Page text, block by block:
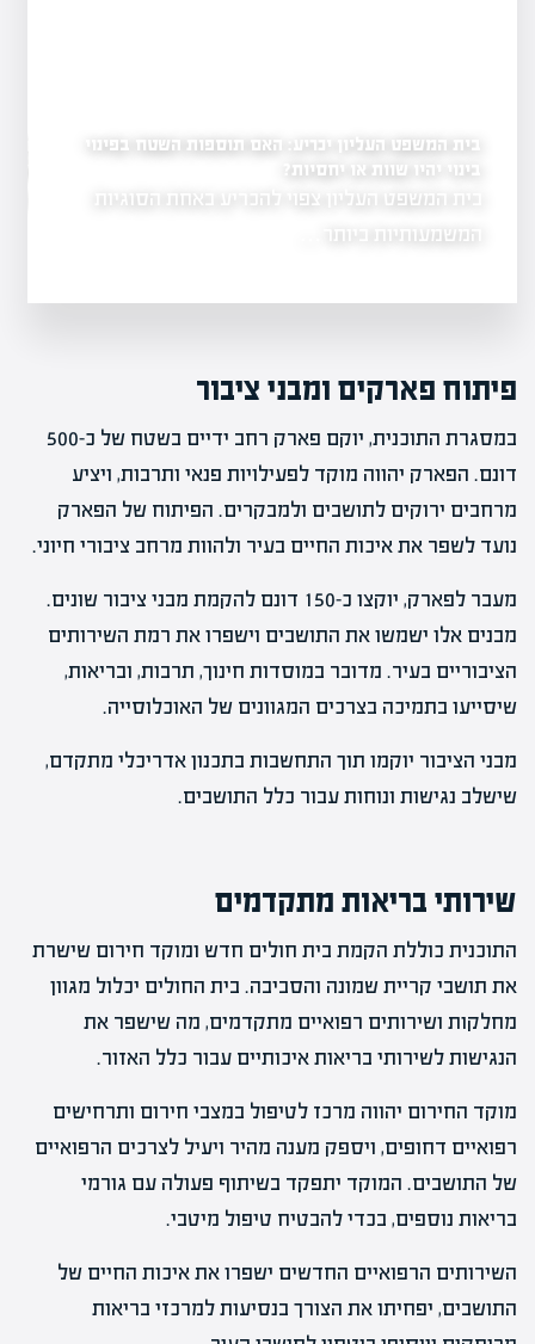
פרויקט להצלחה?
בית המשפט העליון יכריע: האם תוספות השטח בפינוי
בינוי יהיו שוות או יחסיות?
בית המשפט העליון צפוי להכריע באחת הסוגיות
המשמעותיות ביותר…
לראשונה: עיריית
פיתוח פארקים ומבני ציבור
במסגרת התוכנית, יוקם פארק רחב ידיים בשטח של כ-500
דונם. הפארק יהווה מוקד לפעילויות פנאי ותרבות, ויציע
מרחבים ירוקים לתושבים ולמבקרים. הפיתוח של הפארק
נועד לשפר את איכות החיים בעיר ולהוות מרחב ציבורי חיוני.
מעבר לפארק, יוקצו כ-150 דונם להקמת מבני ציבור שונים.
מבנים אלו ישמשו את התושבים וישפרו את רמת השירותים
הציבוריים בעיר. מדובר במוסדות חינוך, תרבות, ובריאות,
שיסייעו בתמיכה בצרכים המגוונים של האוכלוסייה.
מבני הציבור יוקמו תוך התחשבות בתכנון אדריכלי מתקדם,
שישלב נגישות ונוחות עבור כלל התושבים.
שירותי בריאות מתקדמים
התוכנית כוללת הקמת בית חולים חדש ומוקד חירום שישרת
את תושבי קריית שמונה והסביבה. בית החולים יכלול מגוון
מחלקות ושירותים רפואיים מתקדמים, מה שישפר את
הנגישות לשירותי בריאות איכותיים עבור כלל האזור.
מוקד החירום יהווה מרכז לטיפול במצבי חירום ותרחישים
רפואיים דחופים, ויספק מענה מהיר ויעיל לצרכים הרפואיים
של התושבים. המוקד יתפקד בשיתוף פעולה עם גורמי
בריאות נוספים, בכדי להבטיח טיפול מיטבי.
השירותים הרפואיים החדשים ישפרו את איכות החיים של
התושבים, יפחיתו את הצורך בנסיעות למרכזי בריאות